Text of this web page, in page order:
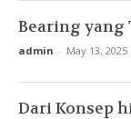
Bearing yang
admin - May 13, 2025
Dari Konsep